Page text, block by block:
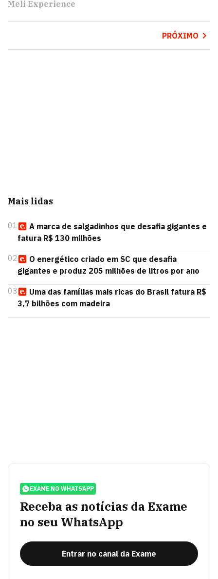
Meli Experience
PRÓXIMO
Mais lidas
01
A marca de salgadinhos que desafia gigantes e
fatura R$ 130 milhões
02
O energético criado em SC que desafia
gigantes e produz 205 milhões de litros por ano
03
Uma das famílias mais ricas do Brasil fatura R$
3,7 bilhões com madeira
EXAME NO WHATSAPP
Receba as notícias da Exame
no seu WhatsApp
Entrar no canal da Exame